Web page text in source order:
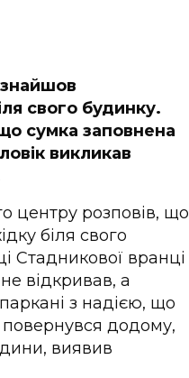
свого будинку.
сумка заповнена
викликав
центру розповів, що
біля свого
Стадникової вранці
відкривав, а
з надією, що
повернувся додому,
виявив